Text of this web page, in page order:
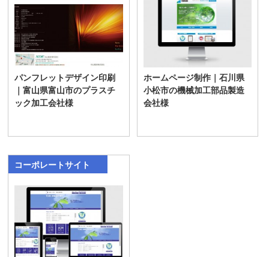
パンフレットデザイン印刷
｜富山県富山市のプラスチ
ック加工会社様
ホームページ制作｜石川県
小松市の機械加工部品製造
会社様
コーポレートサイト